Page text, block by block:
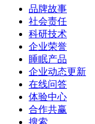
品牌故事
社会责任
科研技术
企业荣誉
睡眠产品
企业动态更新
在线问答
体验中心
合作共赢
搜索